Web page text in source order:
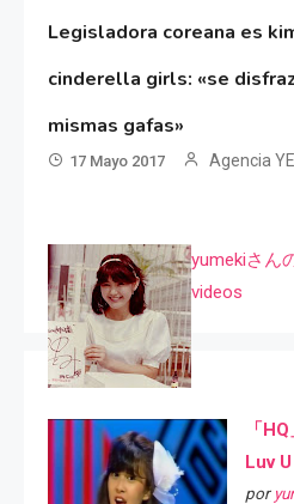
Legisladora coreana es
cinderella girls: «se
mismas gafas»
17 Mayo 2017 Agencia
yumekiさん
videos
「
Luv
por